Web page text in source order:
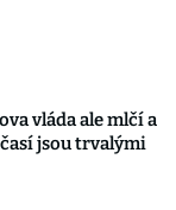
vláda ale mlčí a
jsou trvalými